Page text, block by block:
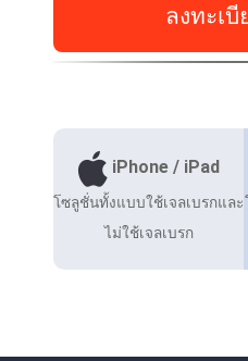
ลงทะเบี
iPhone / iPad
โซลูชั่นทั้งแบบใช้เจลเบรกและ
ไม่ใช้เจลเบรก